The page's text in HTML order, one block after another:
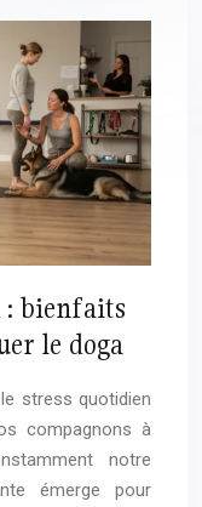
: bienfaits
le doga
stress quotidien
compagnons à
notre
émerge pour